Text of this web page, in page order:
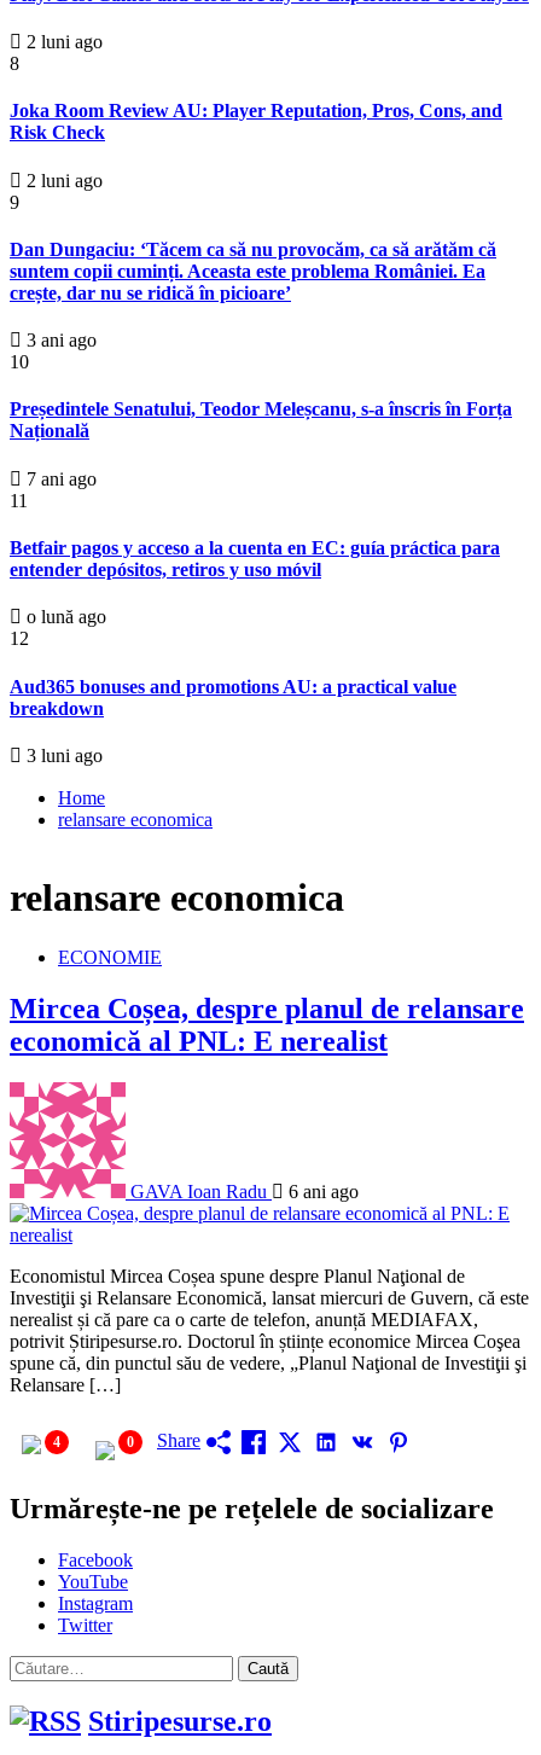
2 luni ago
8
Joka Room Review AU: Player Reputation, Pros, Cons, and
Risk Check
2 luni ago
9
Dan Dungaciu: ‘Tăcem ca să nu provocăm, ca să arătăm că
suntem copii cuminți. Aceasta este problema României. Ea
crește, dar nu se ridică în picioare’
3 ani ago
10
Președintele Senatului, Teodor Meleșcanu, s-a înscris în Forța
Națională
7 ani ago
11
Betfair pagos y acceso a la cuenta en EC: guía práctica para
entender depósitos, retiros y uso móvil
o lună ago
12
Aud365 bonuses and promotions AU: a practical value
breakdown
3 luni ago
Home
relansare economica
relansare economica
ECONOMIE
Mircea Coșea, despre planul de relansare
economică al PNL: E nerealist
GAVA Ioan Radu 6 ani ago
Economistul Mircea Coșea spune despre Planul Naţional de
Investiţii şi Relansare Economică, lansat miercuri de Guvern, că este
nerealist și că pare ca o carte de telefon, anunță MEDIAFAX,
potrivit Știripesurse.ro. Doctorul în științe economice Mircea Coşea
spune că, din punctul său de vedere, „Planul Naţional de Investiţii şi
Relansare […]
4 0 Share
Urmărește-ne pe rețelele de socializare
Facebook
YouTube
Instagram
Twitter
Caută
după:
Stiripesurse.ro